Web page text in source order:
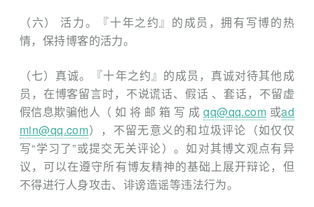
（六） 活力。『十年之约』的成员，拥有写博的热
情，保持博客的活力。
（七）真诚。『十年之约』的成员，真诚对待其他成
员，在博客留言时，不说谎话、假话 、套话，不留虚
假信息欺骗他人（ 如 将 邮 箱 写 成qq@qq.com 或ad
min@qq.com），不留无意义的和垃圾评论（如仅仅
写“学习了”或提交无关评论）。如对其博文观点有异
议，可以在遵守所有博友精神的基础上展开辩论，但
不得进行人身攻击、诽谤造谣等违法行为。